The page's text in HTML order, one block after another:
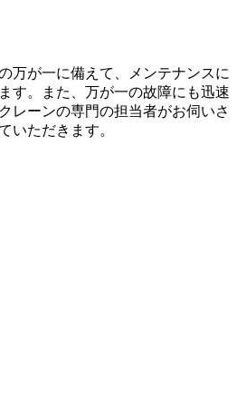
万が一に備えて、メンテナンスに
す。また、万が一の故障にも迅速
レーンの専門の担当者がお伺いさ
いただきます。